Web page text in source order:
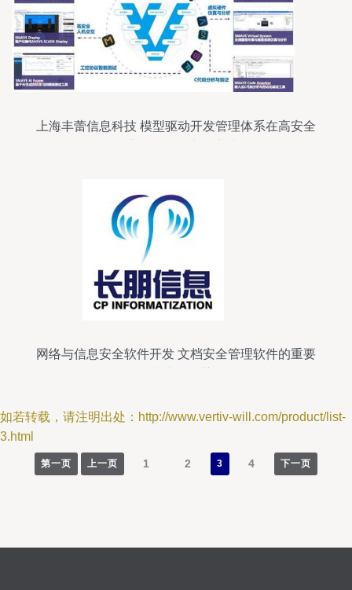
上海丰蕾信息科技 模型驱动开发管理体系在高安全
网络与信息安全软件开发 文档安全管理软件的重要
如若转载，请注明出处：http://www.vertiv-will.com/product/list-
3.html
第一页 上一页 1 2 3 4 下一页